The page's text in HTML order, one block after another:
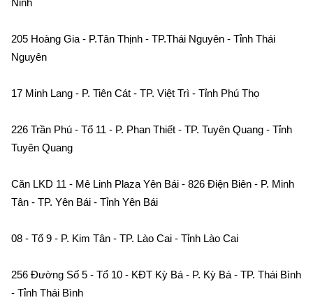
Ninh
205 Hoàng Gia - P.Tân Thịnh - TP.Thái Nguyên - Tỉnh Thái
Nguyên
17 Minh Lang - P. Tiên Cát - TP. Việt Trì - Tỉnh Phú Thọ
226 Trần Phú - Tổ 11 - P. Phan Thiết - TP. Tuyên Quang - Tỉnh
Tuyên Quang
Căn LKD 11 - Mê Linh Plaza Yên Bái - 826 Điện Biên - P. Minh
Tân - TP. Yên Bái - Tỉnh Yên Bái
08 - Tổ 9 - P. Kim Tân - TP. Lào Cai - Tỉnh Lào Cai
256 Đường Số 5 - Tổ 10 - KĐT Kỳ Bá - P. Kỳ Bá - TP. Thái Bình
- Tỉnh Thái Bình